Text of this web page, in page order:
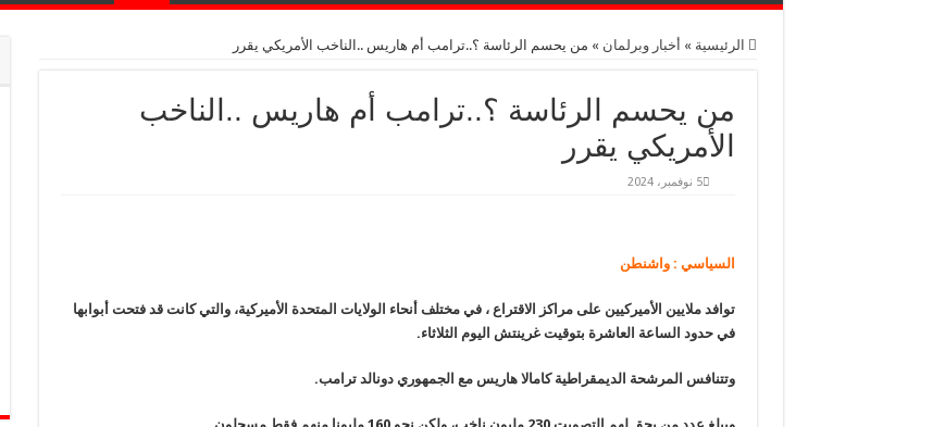
الرئيسية » أخبار وبرلمان » من يحسم الرئاسة ؟..ترامب أم هاريس ..الناخب الأمريكي يقرر
من يحسم الرئاسة ؟..ترامب أم هاريس ..الناخب
الأمريكي يقرر
5 نوفمبر، 2024
السياسي : واشنطن
توافد ملايين الأميركيين على مراكز الاقتراع ، في مختلف أنحاء الولايات المتحدة الأميركية، والتي كانت قد فتحت أبوابها
في حدود الساعة العاشرة بتوقيت غرينتش اليوم الثلاثاء.
وتتنافس المرشحة الديمقراطية كامالا هاريس مع الجمهوري دونالد ترامب.